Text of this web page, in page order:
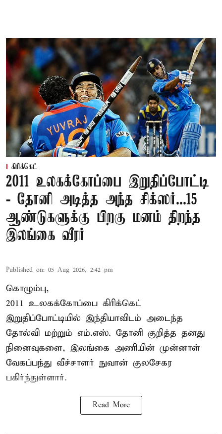
கிரிக்கெட்
2011 உலகக்கோப்பை இறுதிப்போட்டி
- தோனி அடித்த அந்த சிக்ஸர்...15
ஆண்டுகளுக்கு பிறகு மனம் திறந்த
இலங்கை வீரர்
Published on: 05 Aug 2026, 2:42 pm
கொழும்பு,
2011 உலகக்கோப்பை கிரிக்கெட்
இறுதிப்போட்டியில் இந்தியாவிடம் அடைந்த
தோல்வி மற்றும் எம்.எஸ். தோனி குறித்த தனது
நினைவுகளை, இலங்கை அணியின் முன்னாள்
வேகப்பந்து வீச்சாளர் நுவான் குலசேகர
பகிர்ந்துள்ளார்.
Read More